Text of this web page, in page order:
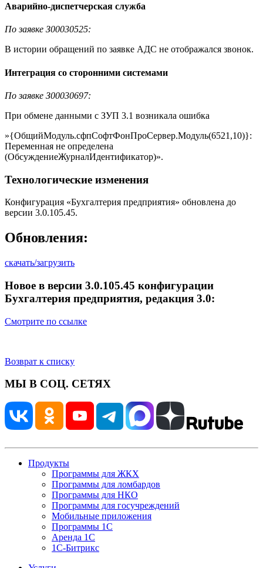
Аварийно-диспетчерская служба
По заявке З00030525:
В истории обращений по заявке АДС не отображался звонок.
Интеграция со сторонними системами
По заявке З00030697:
При обмене данными с ЗУП 3.1 возникала ошибка
»{ОбщийМодуль.сфпСофтФонПроСервер.Модуль(6521,10)}:
Переменная не определена
(ОбсуждениеЖурналИдентификатор)».
Технологические изменения
Конфигурация «Бухгалтерия предприятия» обновлена до
версии 3.0.105.45.
Обновления:
скачать/загрузить
Новое в версии 3.0.105.45 конфигурации
Бухгалтерия предприятия, редакция 3.0:
Смотрите по ссылке
Возврат к списку
МЫ В СОЦ. СЕТЯХ
Продукты
Программы для ЖКХ
Программы для ломбардов
Программы для НКО
Программы для госучреждений
Мобильные приложения
Программы 1С
Аренда 1С
1С-Битрикс